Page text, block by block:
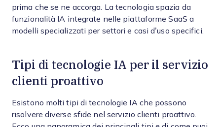
prima che se ne accorga. La tecnologia spazia da
funzionalità IA integrate nelle piattaforme SaaS a
modelli specializzati per settori e casi d’uso specifici.
Tipi di tecnologie IA per il servizio
clienti proattivo
Esistono molti tipi di tecnologie IA che possono
risolvere diverse sfide nel servizio clienti proattivo.